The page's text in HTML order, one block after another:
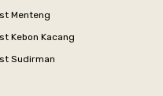
Menteng
Kebon Kacang
Sudirman